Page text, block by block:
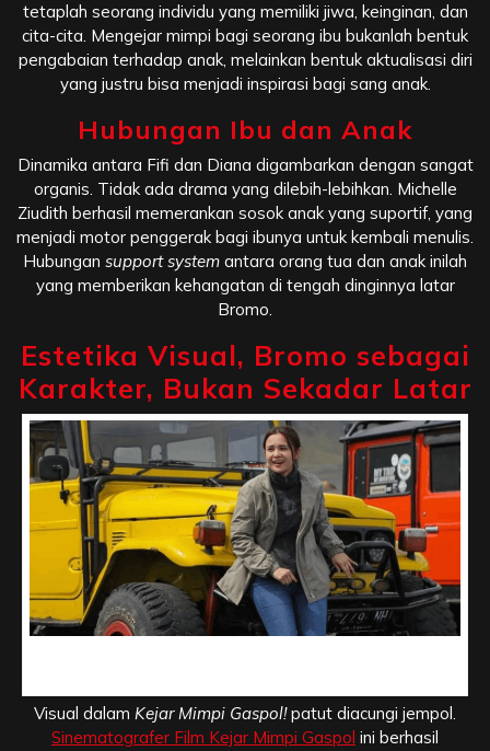
tetaplah seorang individu yang memiliki jiwa, keinginan, dan
cita-cita. Mengejar mimpi bagi seorang ibu bukanlah bentuk
pengabaian terhadap anak, melainkan bentuk aktualisasi diri
yang justru bisa menjadi inspirasi bagi sang anak.
Hubungan Ibu dan Anak
Dinamika antara Fifi dan Diana digambarkan dengan sangat
organis. Tidak ada drama yang dilebih-lebihkan. Michelle
Ziudith berhasil memerankan sosok anak yang suportif, yang
menjadi motor penggerak bagi ibunya untuk kembali menulis.
Hubungan support system antara orang tua dan anak inilah
yang memberikan kehangatan di tengah dinginnya latar
Bromo.
Estetika Visual, Bromo sebagai
Karakter, Bukan Sekadar Latar
Visual dalam Kejar Mimpi Gaspol!patut diacungi jempol.
Sinematografer Film Kejar Mimpi Gaspol ini berhasil